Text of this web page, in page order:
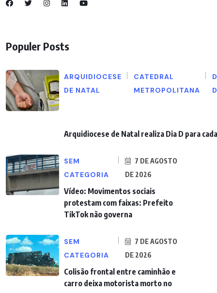
Populer Posts
ARQUIDIOCESE
DE NATAL
CATEDRAL
METROPOLITANA
D
Arquidiocese de Natal realiza Dia D para
SEM
CATEGORIA
7 DE AGOSTO
DE 2026
Vídeo: Movimentos sociais
protestam com faixas: Prefeito
TikTok não governa
SEM
CATEGORIA
7 DE AGOSTO
DE 2026
Colisão frontal entre caminhão e
carro deixa motorista morto no